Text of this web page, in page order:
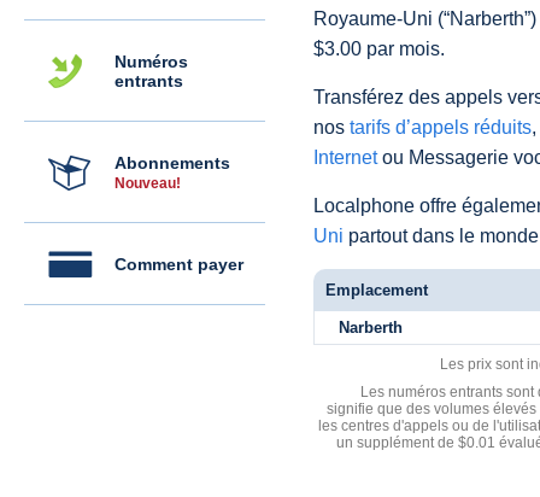
Numéros
entrants
Abonnements
Nouveau!
Comment payer
Royaume-Uni
$3.00 par mois.
Transférez des appels
nos tarifs d’appels réduits
Internetou Messagerie
Localphone offre
Uni partout dans le
Emplacement
Narberth
Les prix sont
Les numéros entrants
signifie que des volumes
les centres d'appels ou de
un supplément de $0.01